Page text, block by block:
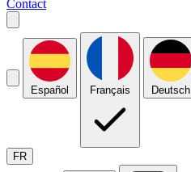
Contact
Español Français Deutsch
FR